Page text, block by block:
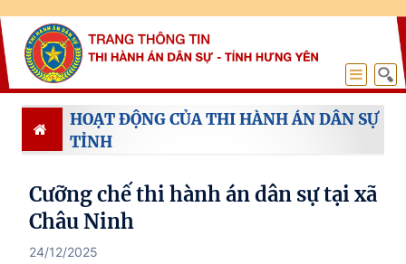
HOẠT ĐỘNG CỦA THI HÀNH ÁN DÂN SỰ
TỈNH
Cưỡng chế thi hành án dân sự tại xã
Châu Ninh
24/12/2025